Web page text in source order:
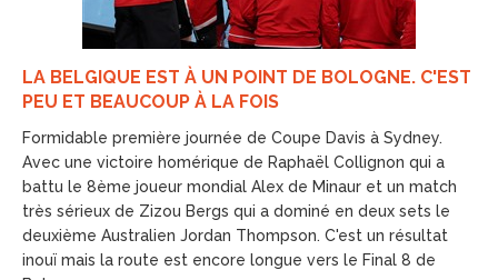
LA BELGIQUE EST À UN POINT DE BOLOGNE. C'EST
PEU ET BEAUCOUP À LA FOIS
Formidable première journée de Coupe Davis à Sydney.
Avec une victoire homérique de Raphaël Collignon qui a
battu le 8ème joueur mondial Alex de Minaur et un match
très sérieux de Zizou Bergs qui a dominé en deux sets le
deuxième Australien Jordan Thompson. C'est un résultat
inouï mais la route est encore longue vers le Final 8 de